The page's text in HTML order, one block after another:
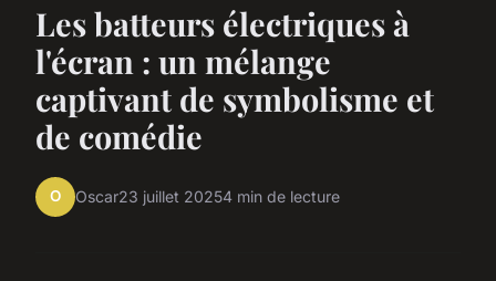
Les batteurs électriques à
l'écran : un mélange
captivant de symbolisme et
de comédie
O Oscar23 juillet 20254 min de lecture